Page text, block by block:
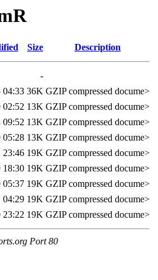
Size Description
-
04:33 36K GZIP compressed docume>
02:52 13K GZIP compressed docume>
09:52 13K GZIP compressed docume>
05:28 13K GZIP compressed docume>
23:46 19K GZIP compressed docume>
18:30 19K GZIP compressed docume>
05:37 19K GZIP compressed docume>
04:29 19K GZIP compressed docume>
23:22 19K GZIP compressed docume>
Port 80